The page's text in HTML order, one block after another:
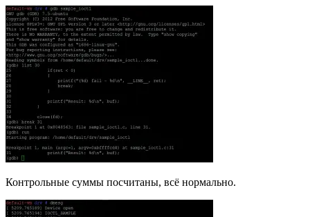
Контрольные суммы посчитаны, всё нормально.